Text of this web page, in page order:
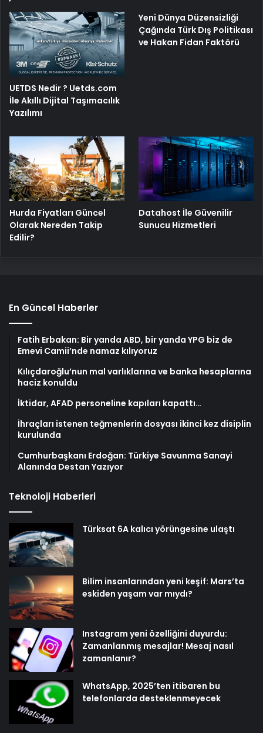
UETDS Nedir ? Uetds.com
İle Akıllı Dijital Taşımacılık
Yazılımı
Yeni Dünya Düzensizliği
Çağında Türk Dış Politikası
ve Hakan Fidan Faktörü
Hurda Fiyatları Güncel
Olarak Nereden Takip
Edilir?
Datahost İle Güvenilir
Sunucu Hizmetleri
En Güncel Haberler
Fatih Erbakan: Bir yanda ABD, bir yanda YPG biz de
Emevi Camii’nde namaz kılıyoruz
Kılıçdaroğlu’nun mal varlıklarına ve banka hesaplarına
haciz konuldu
İktidar, AFAD personeline kapıları kapattı…
İhraçları istenen teğmenlerin dosyası ikinci kez disiplin
kurulunda
Cumhurbaşkanı Erdoğan: Türkiye Savunma Sanayi
Alanında Destan Yazıyor
Teknoloji Haberleri
Türksat 6A kalıcı yörüngesine ulaştı
Bilim insanlarından yeni keşif: Mars’ta
eskiden yaşam var mıydı?
Instagram yeni özelliğini duyurdu:
Zamanlanmış mesajlar! Mesaj nasıl
zamanlanır?
WhatsApp, 2025’ten itibaren bu
telefonlarda desteklenmeyecek